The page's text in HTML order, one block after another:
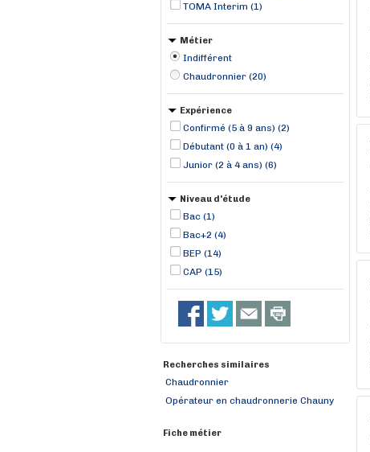
TOMA Interim (1)
Métier
Indifférent
Chaudronnier (20)
Expérience
Confirmé (5 à 9 ans) (2)
Débutant (0 à 1 an) (4)
Junior (2 à 4 ans) (6)
Niveau d'étude
Bac (1)
Bac+2 (4)
BEP (14)
CAP (15)
Recherches similaires
Chaudronnier
Opérateur en chaudronnerie Chauny
Fiche métier